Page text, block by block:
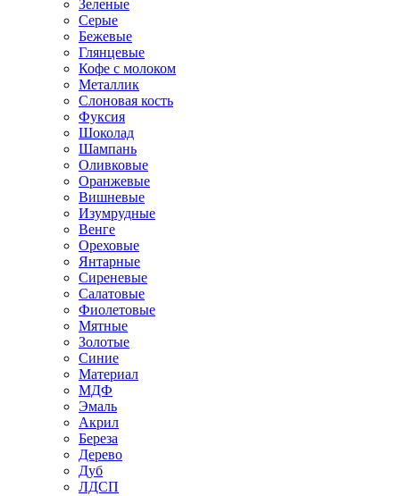
Зеленые
Серые
Бежевые
Глянцевые
Кофе с молоком
Металлик
Слоновая кость
Фуксия
Шоколад
Шампань
Оливковые
Оранжевые
Вишневые
Изумрудные
Венге
Ореховые
Янтарные
Сиреневые
Салатовые
Фиолетовые
Мятные
Золотые
Синие
Материал
МДФ
Эмаль
Акрил
Береза
Дерево
Дуб
ЛДСП